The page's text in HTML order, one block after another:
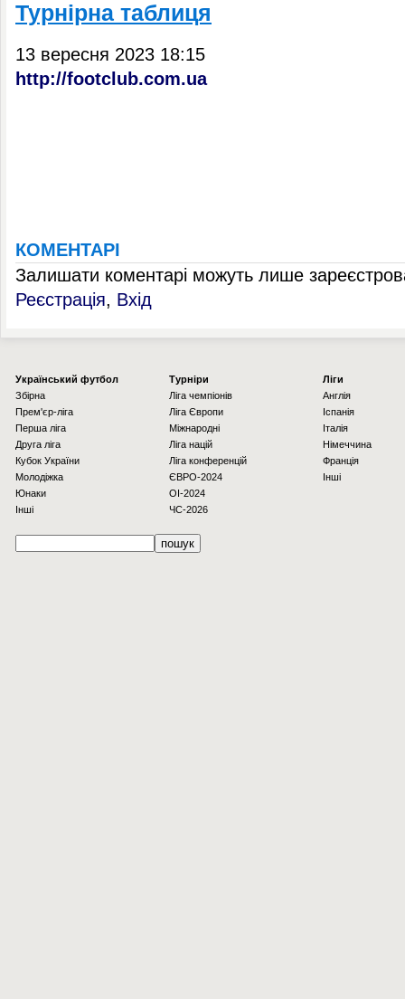
Турнірна таблиця
13 вересня 2023 18:15
http://footclub.com.ua
КОМЕНТАРІ
Залишати коментарі можуть лише
Реєстрація, Вхід
Українcький футбол
Збірна
Прем'єр-ліга
Перша ліга
Друга ліга
Кубок України
Молодіжка
Юнаки
Інші
Турніри
Ліга чемпіонів
Ліга Європи
Міжнародні
Ліга націй
Ліга конференцій
ЄВРО-2024
OI-2024
ЧС-2026
Ліги
Англія
Іспанія
Італія
Німеччина
Франція
Інші